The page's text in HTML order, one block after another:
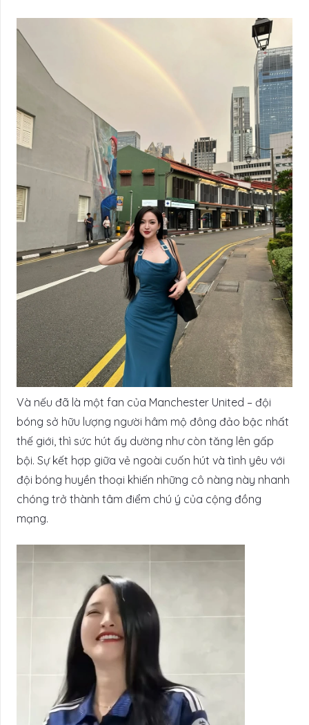
Và nếu đã là một fan của Manchester United – đội
bóng sở hữu lượng người hâm mộ đông đảo bậc nhất
thế giới, thì sức hút ấy dường như còn tăng lên gấp
bội. Sự kết hợp giữa vẻ ngoài cuốn hút và tình yêu với
đội bóng huyền thoại khiến những cô nàng này nhanh
chóng trở thành tâm điểm chú ý của cộng đồng
mạng.